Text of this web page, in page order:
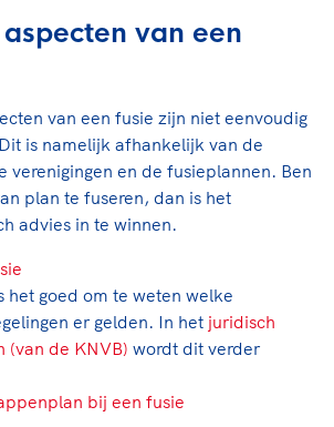
van een
van een fusie zijn niet eenvoudig
is namelijk afhankelijk van de
verenigingen en de fusieplannen. Ben
plan te fuseren, dan is het
advies in te winnen.
het goed om te weten welke
er gelden. In het juridisch
(van de KNVB) wordt dit verder
bij een fusie